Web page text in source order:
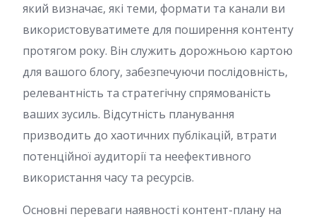
який визначає, які теми, формати та канали ви
використовуватимете для поширення контенту
протягом року. Він служить дорожньою картою
для вашого блогу, забезпечуючи послідовність,
релевантність та стратегічну спрямованість
ваших зусиль. Відсутність планування
призводить до хаотичних публікацій, втрати
потенційної аудиторії та неефективного
використання часу та ресурсів.
Основні переваги наявності контент-плану на